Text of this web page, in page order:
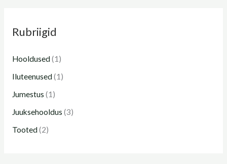
Rubriigid
Hooldused(1)
Iluteenused(1)
Jumestus (1)
Juuksehooldus (3)
Tooted(2)